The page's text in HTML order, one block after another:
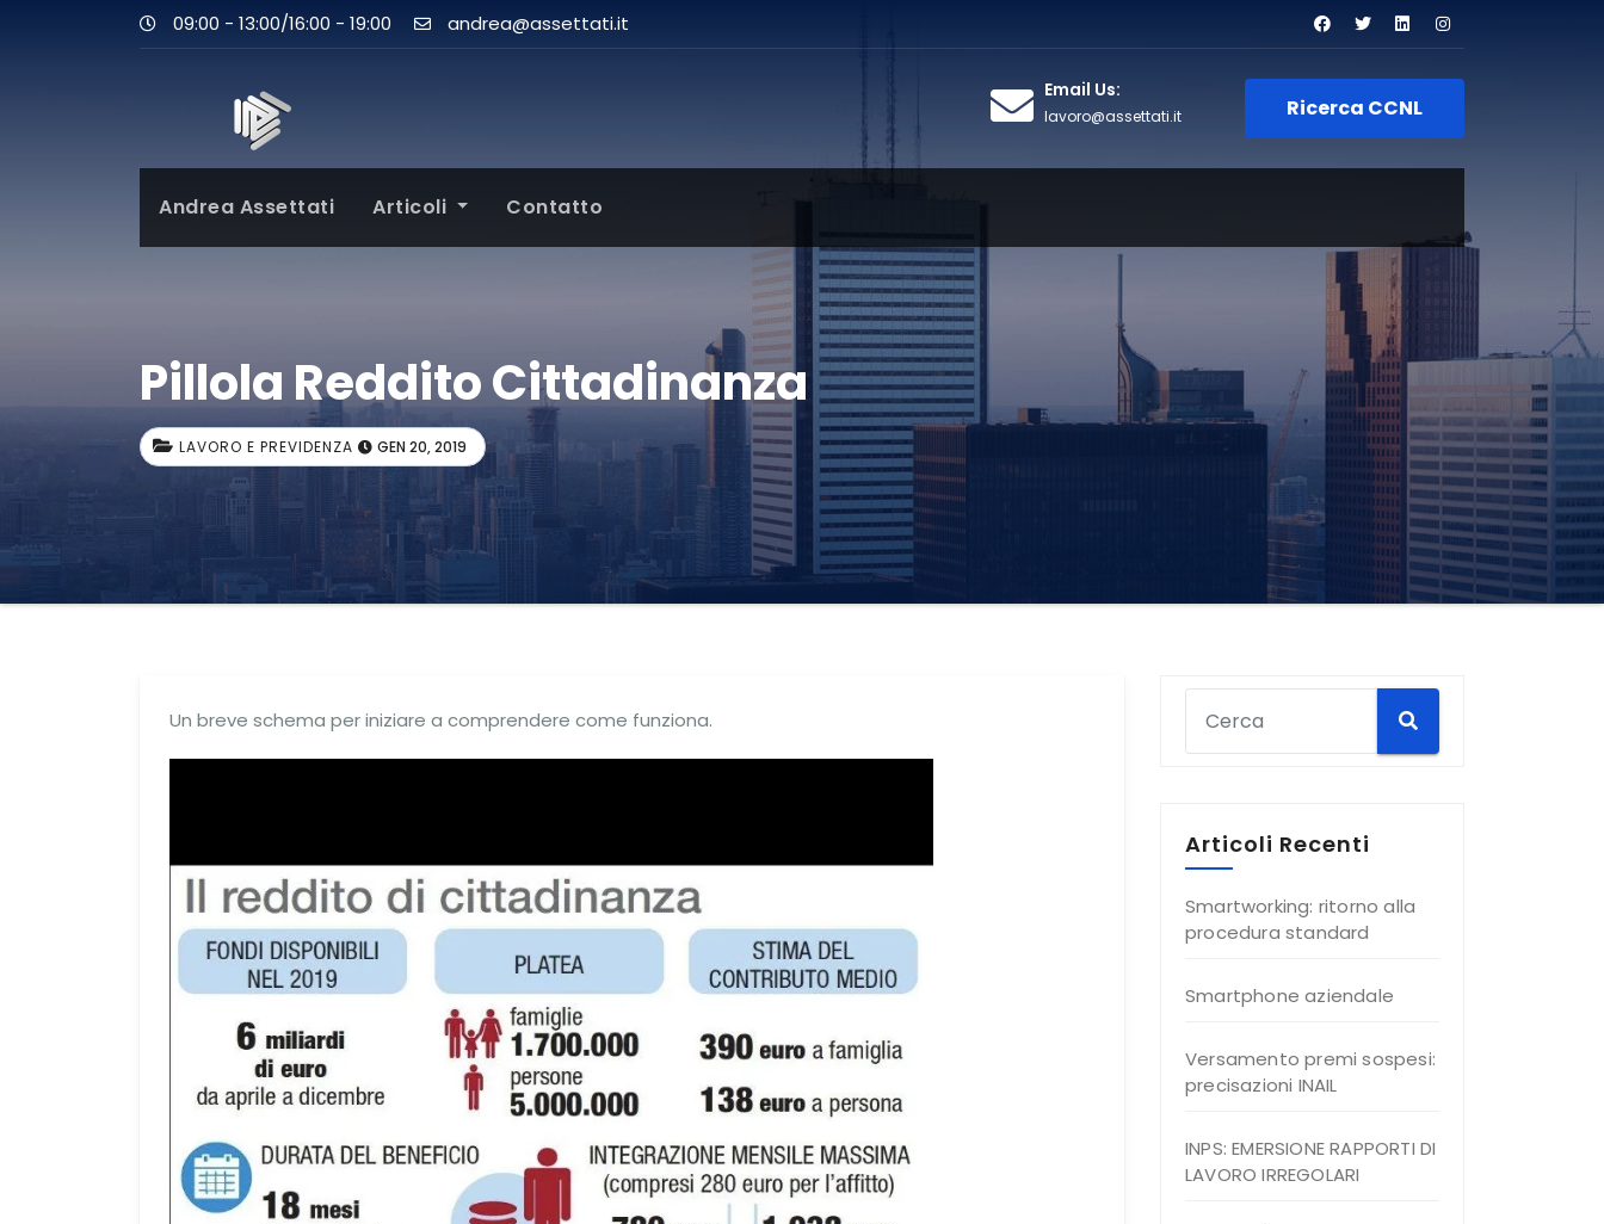
09:00 - 13:00/16:00 - 19:00 andrea@assettati.it
Email Us:
lavoro@assettati.it Ricerca CCNL
Andrea Assettati Articoli Contatto
Pillola Reddito Cittadinanza
LAVORO E PREVIDENZA GEN 20, 2019
Un breve schema per iniziare a comprendere come funziona.
Articoli Recenti
Smartworking: ritorno alla
procedura standard
Smartphone aziendale
Versamento premi sospesi:
precisazioni INAIL
INPS: EMERSIONE RAPPORTI DI
LAVORO IRREGOLARI